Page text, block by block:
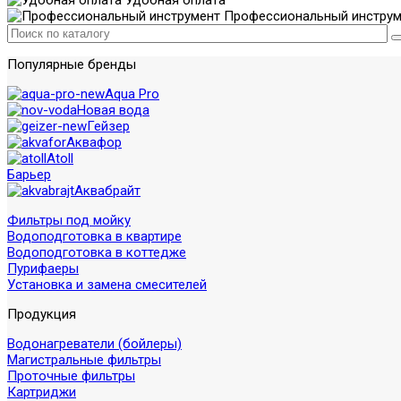
Профессиональный
Популярные бренды
Aqua Pro
Новая вода
Гейзер
Аквафор
Atoll
Барьер
Аквабрайт
Фильтры под мойку
Водоподготовка в квартире
Водоподготовка в коттедже
Пурифаеры
Установка и замена смесителей
Продукция
Водонагреватели (бойлеры)
Магистральные фильтры
Проточные фильтры
Картриджи